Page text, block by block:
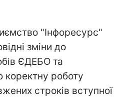
"Інфоресурс"
зміни до
ЄДЕБО та
коректну роботу
строків вступної